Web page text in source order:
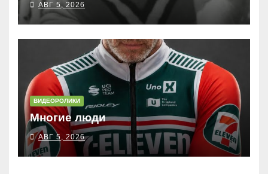
АВГ 5, 2026
ВИДЕОРОЛИКИ
Многие люди
АВГ 5, 2026